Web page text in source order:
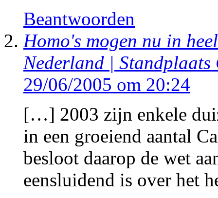
Beantwoorden
Homo's mogen nu in
Nederland | Standplaats
29/06/2005 om 20:24
[…] 2003 zijn enkele
in een groeiend aantal
besloot daarop de wet
eensluidend is over het